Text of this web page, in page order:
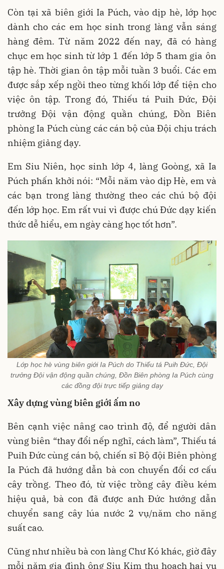
Còn tại xã biên giới Ia Púch, vào dịp hè, lớp học
dành cho các em học sinh trong làng vẫn sáng
hàng đêm. Từ năm 2022 đến nay, đã có hàng
chục em học sinh từ lớp 1 đến lớp 5 tham gia ôn
tập hè. Thời gian ôn tập mỗi tuần 3 buổi. Các em
được sắp xếp ngồi theo từng khối lớp để tiện cho
việc ôn tập. Trong đó, Thiếu tá Puih Đức, Đội
trưởng Đội vận động quần chúng, Đồn Biên
phòng Ia Púch cùng các cán bộ của Đội chịu trách
nhiệm giảng dạy.
Em Siu Niên, học sinh lớp 4, làng Goòng, xã Ia
Púch phấn khởi nói: “Mỗi năm vào dịp Hè, em và
các bạn trong làng thường theo các chú bộ đội
đến lớp học. Em rất vui vì được chú Đức dạy kiến
thức dễ hiểu, em ngày càng học tốt hơn”.
Lớp học hè vùng biên giới Ia Púch do Thiếu tá Puih Đức, Đội
trưởng Đội vận động quần chúng, Đồn Biên phòng Ia Púch cùng
các đồng đội trực tiếp giảng dạy
Xây dựng vùng biên giới ấm no
Bên cạnh việc nâng cao trình độ, để người dân
vùng biên “thay đổi nếp nghĩ, cách làm”, Thiếu tá
Puih Đức cùng cán bộ, chiến sĩ Bộ đội Biên phòng
Ia Púch đã hướng dẫn bà con chuyển đổi cơ cấu
cây trồng. Theo đó, từ việc trồng cây điều kém
hiệu quả, bà con đã được anh Đức hướng dẫn
chuyển sang cây lúa nước 2 vụ/năm cho năng
suất cao.
Cũng như nhiều bà con làng Chư Kó khác, giờ đây
mỗi năm gia đình ông Siu Kim thu hoạch hai vụ